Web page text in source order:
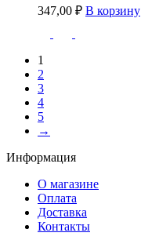
347,00 ₽ В корзину
1
2
3
4
5
→
Информация
О магазине
Оплата
Доставка
Контакты